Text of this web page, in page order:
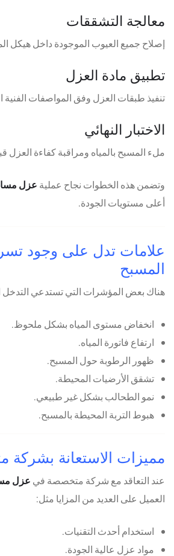
معالجة التشققات
إصلاح جميع العيوب الموجودة داخل هيكل
تطبيق مادة العزل
تنفيذ طبقات العزل وفق المواصفات الفنية
الاختبار النهائي
ملء المسبح بالمياه ومراقبة كفاءة العزل
وتضمن هذه الخطوات نجاح عملية عزل
أعلى مستويات الجودة.
علامات تدل على وجود
المسبح
هناك بعض المؤشرات التي تستدعي التدخل
انخفاض مستوى المياه بشكل ملحوظ.
ارتفاع فاتورة المياه.
ظهور الرطوبة حول المسبح.
تشقق الأرضيات المحيطة.
نمو الطحالب بشكل غير طبيعي.
هبوط التربة المحيطة بالمسبح.
مميزات الاستعانة
عند التعاقد مع شركة متخصصة في عزل
العميل على العديد من المزايا مثل:
استخدام أحدث التقنيات.
مواد عزل عالية الجودة.